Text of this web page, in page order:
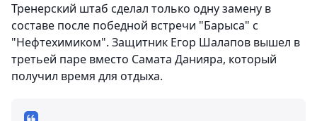
Тренерский штаб сделал только одну замену в
составе после победной встречи "Барыса" с
"Нефтехимиком". Защитник Егор Шалапов вышел в
третьей паре вместо Самата Данияра, который
получил время для отдыха.